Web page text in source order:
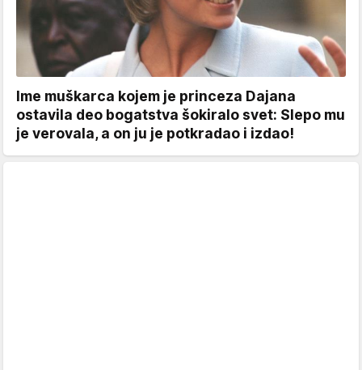
Ime muškarca kojem je princeza Dajana
ostavila deo bogatstva šokiralo svet: Slepo mu
je verovala, a on ju je potkradao i izdao!